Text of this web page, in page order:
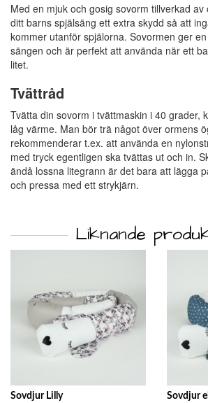
Med en mjuk och gosig sovorm tillverkad
ditt barns spjälsäng ett extra skydd så att
kommer utanför spjälorna. Sovormen ger
sängen och är perfekt att använda när ett
litet.
Tvättråd
Tvätta din sovorm i tvättmaskin i 40 grader,
låg värme. Man bör trä något över ormens
rekommenderar t.ex. att använda en
med tryck egentligen ska tvättas ut och in.
ändå lossna litegrann är det bara att lägga
och pressa med ett strykjärn.
Liknande
Sovdjur Lilly Sovdjur